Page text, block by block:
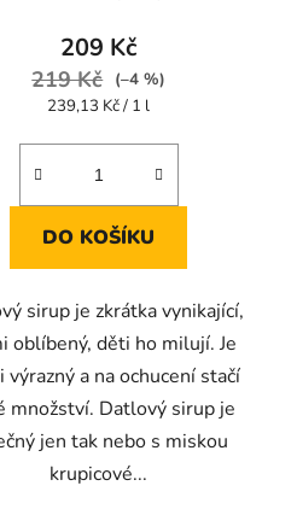
209 Kč
219 Kč (–4 %)
Měrná
239,13 Kč / 1 l
DO KOŠÍKU
sirup je zkrátka vynikající,
oblíbený, děti ho milují. Je
výrazný a na ochucení stačí
množství. Datlový sirup je
jen tak nebo s miskou
krupicové...